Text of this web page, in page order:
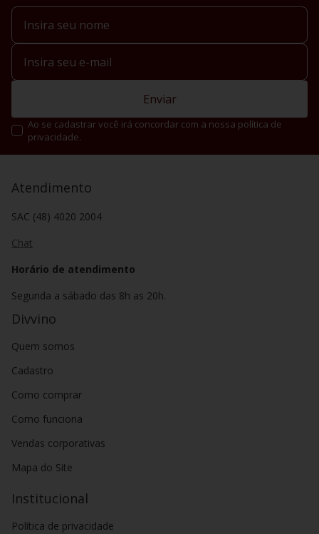
Enviar
Ao se cadastrar você irá concordar com a nossa política de
privacidade.
Atendimento
SAC (48) 4020 2004
Chat
Horário de atendimento
Segunda a sábado das 8h as 20h.
Divvino
Quem somos
Cadastro
Como comprar
Como funciona
Vendas corporativas
Mapa do Site
Institucional
Política de privacidade